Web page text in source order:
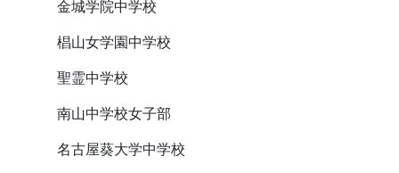
金城学院中学校
椙山女学園中学校
聖霊中学校
南山中学校女子部
名古屋葵大学中学校